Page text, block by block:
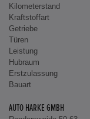
Kilometerstand
Kraftstoffart
Getriebe
Türen
Leistung
Hubraum
Erstzulassung
Bauart
AUTO HARKE GMBH